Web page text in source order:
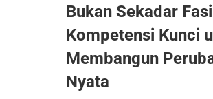
Bukan Sekadar
Kompetensi Kunci
Membangun
Nyata